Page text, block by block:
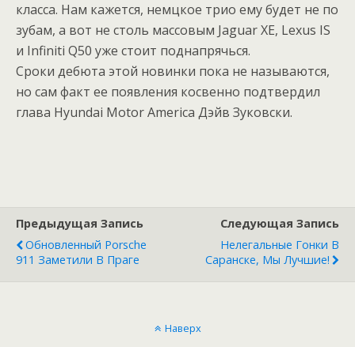
класса. Нам кажется, немцкое трио ему будет не по
зубам, а вот не столь массовым Jaguar XE, Lexus IS
и Infiniti Q50 уже стоит поднапрячься.
Сроки дебюта этой новинки пока не называются,
но сам факт ее появления косвенно подтвердил
глава Hyundai Motor America Дэйв Зуковски.
Предыдущая Запись
Обновленный Porsche
911 Заметили В Праге
Следующая Запись
Нелегальные Гонки В
Саранске, Мы Лучшие!
Наверх